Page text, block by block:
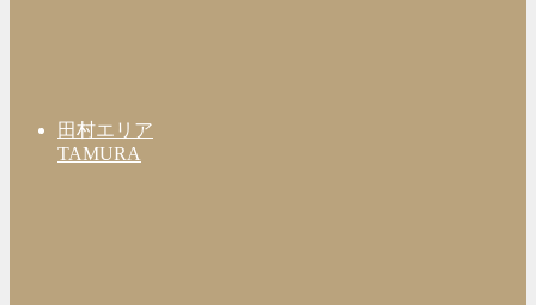
田村エリア
TAMURA